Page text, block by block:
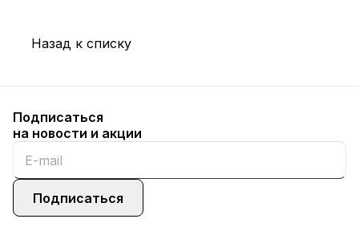
Назад к списку
Подписаться
на новости и акции
Подписаться